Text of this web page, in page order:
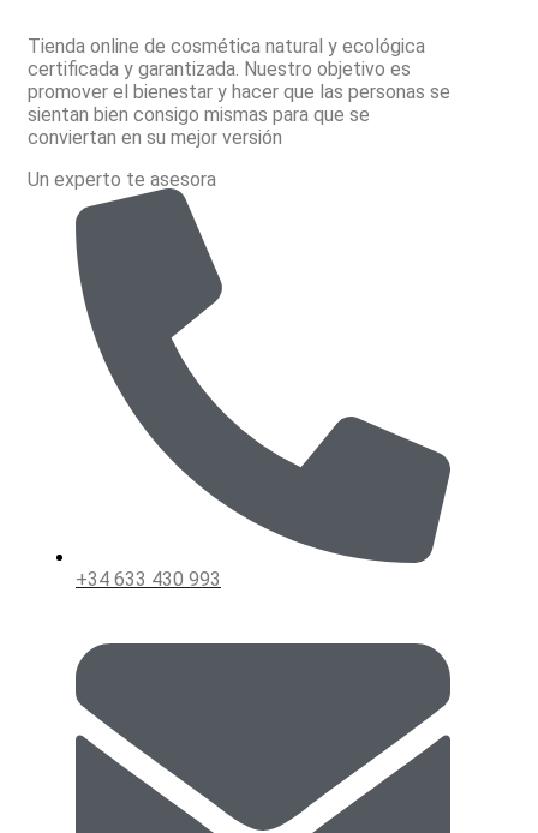
Tienda online de cosmética natural y ecológica
certificada y garantizada. Nuestro objetivo es
promover el bienestar y hacer que las personas se
sientan bien consigo mismas para que se
conviertan en su mejor versión
Un experto te asesora
+34 633 430 993